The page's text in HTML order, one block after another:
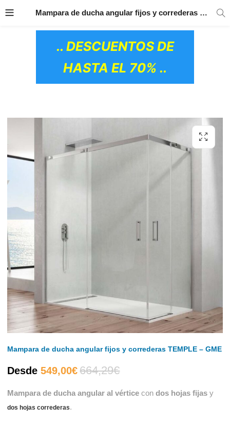
CERÁMICOS)
PRODUCTOS
.. DESCUENTOS DE
HASTA EL 70% ..
Mampara de ducha angular fijos y correderas TEMPLE – GME
Mampara de ducha angular fijos y correderas TEMPLE – GME
Desde 549,00€El
precio
664,29€El
precio
Mampara de ducha angular al vértice condos hojas fijas y
dos hojas correderas.